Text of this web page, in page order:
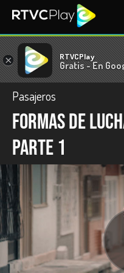
× RTVCPlay
Gratis - En
Pasajeros
Formas de
Parte 1